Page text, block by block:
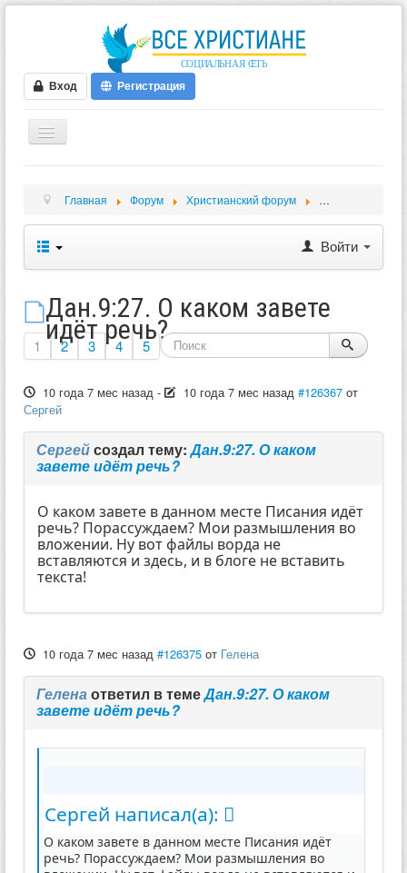
Вход Регистрация
ФОРУМ
ВИДЕО
БЛОГИ
МУЗЫКА
БИБЛИЯ
ОПРОСЫ
НОВОСТИ
Главная Форум Христианский форум Обсуждение
Войти
Дан.9:27. О каком завете
идёт речь?
1 2 3 4 5
10 года 7 мес назад - 10 года 7 мес назад #126367 от
Сергей
Сергейсоздал тему:Дан.9:27. О каком
завете идёт речь?
О каком завете в данном месте Писания идёт
речь? Порассуждаем? Мои размышления во
вложении. Ну вот файлы ворда не
вставляются и здесь, и в блоге не вставить
текста!
10 года 7 мес назад #126375 от Гелена
Геленаответил в темеДан.9:27. О каком
завете идёт речь?
Сергей написал(а):
О каком завете в данном месте Писания идёт
речь? Порассуждаем? Мои размышления во